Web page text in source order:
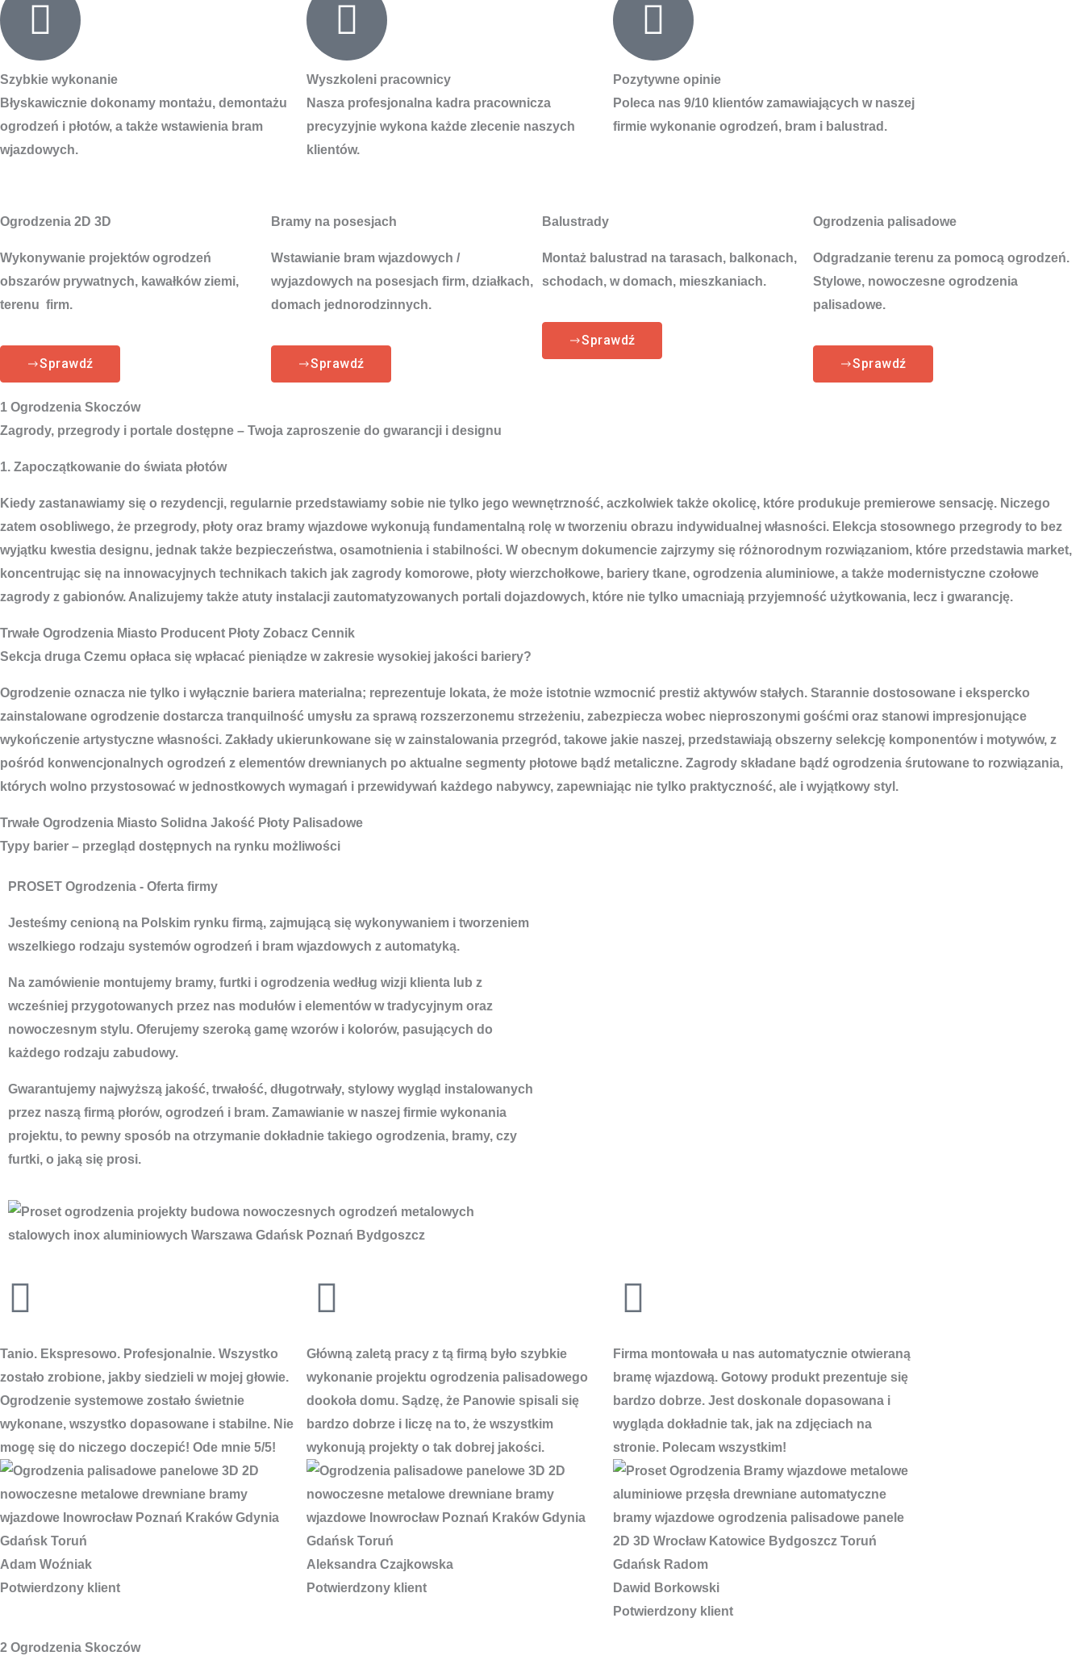
Szybkie wykonanie
Błyskawicznie dokonamy montażu, demontażu
ogrodzeń i płotów, a także wstawienia bram
wjazdowych.
Wyszkoleni pracownicy
Nasza profesjonalna kadra pracownicza
precyzyjnie wykona każde zlecenie naszych
klientów.
Pozytywne opinie
Poleca nas 9/10 klientów zamawiających w naszej
firmie wykonanie ogrodzeń, bram i balustrad.
Ogrodzenia 2D 3D
Wykonywanie projektów ogrodzeń
obszarów prywatnych, kawałków ziemi,
terenu firm.
Sprawdź
Bramy na posesjach
Wstawianie bram wjazdowych /
wyjazdowych na posesjach firm, działkach,
domach jednorodzinnych.
Sprawdź
Balustrady
Montaż balustrad na tarasach, balkonach,
schodach, w domach, mieszkaniach.
Sprawdź
Ogrodzenia palisadowe
Odgradzanie terenu za pomocą ogrodzeń.
Stylowe, nowoczesne ogrodzenia
palisadowe.
Sprawdź
1 Ogrodzenia Skoczów
Zagrody, przegrody i portale dostępne – Twoja zaproszenie do gwarancji i designu
1. Zapoczątkowanie do świata płotów
Kiedy zastanawiamy się o rezydencji, regularnie przedstawiamy sobie nie tylko jego wewnętrzność, aczkolwiek także okolicę, które produkuje premierowe sensację. Niczego
zatem osobliwego, że przegrody, płoty oraz bramy wjazdowe wykonują fundamentalną rolę w tworzeniu obrazu indywidualnej własności. Elekcja stosownego przegrody to bez
wyjątku kwestia designu, jednak także bezpieczeństwa, osamotnienia i stabilności. W obecnym dokumencie zajrzymy się różnorodnym rozwiązaniom, które przedstawia market,
koncentrując się na innowacyjnych technikach takich jak zagrody komorowe, płoty wierzchołkowe, bariery tkane, ogrodzenia aluminiowe, a także modernistyczne czołowe
zagrody z gabionów. Analizujemy także atuty instalacji zautomatyzowanych portali dojazdowych, które nie tylko umacniają przyjemność użytkowania, lecz i gwarancję.
Trwałe Ogrodzenia Miasto Producent Płoty Zobacz Cennik
Sekcja druga Czemu opłaca się wpłacać pieniądze w zakresie wysokiej jakości bariery?
Ogrodzenie oznacza nie tylko i wyłącznie bariera materialna; reprezentuje lokata, że może istotnie wzmocnić prestiż aktywów stałych. Starannie dostosowane i ekspercko
zainstalowane ogrodzenie dostarcza tranquilność umysłu za sprawą rozszerzonemu strzeżeniu, zabezpiecza wobec nieproszonymi gośćmi oraz stanowi impresjonujące
wykończenie artystyczne własności. Zakłady ukierunkowane się w zainstalowania przegród, takowe jakie naszej, przedstawiają obszerny selekcję komponentów i motywów, z
pośród konwencjonalnych ogrodzeń z elementów drewnianych po aktualne segmenty płotowe bądź metaliczne. Zagrody składane bądź ogrodzenia śrutowane to rozwiązania,
których wolno przystosować w jednostkowych wymagań i przewidywań każdego nabywcy, zapewniając nie tylko praktyczność, ale i wyjątkowy styl.
Trwałe Ogrodzenia Miasto Solidna Jakość Płoty Palisadowe
Typy barier – przegląd dostępnych na rynku możliwości
PROSET Ogrodzenia - Oferta firmy
Jesteśmy cenioną na Polskim rynku firmą, zajmującą się wykonywaniem i tworzeniem
wszelkiego rodzaju systemów ogrodzeń i bram wjazdowych z automatyką.
Na zamówienie montujemy bramy, furtki i ogrodzenia według wizji klienta lub z
wcześniej przygotowanych przez nas modułów i elementów w tradycyjnym oraz
nowoczesnym stylu. Oferujemy szeroką gamę wzorów i kolorów, pasujących do
każdego rodzaju zabudowy.
Gwarantujemy najwyższą jakość, trwałość, długotrwały, stylowy wygląd instalowanych
przez naszą firmą płorów, ogrodzeń i bram. Zamawianie w naszej firmie wykonania
projektu, to pewny sposób na otrzymanie dokładnie takiego ogrodzenia, bramy, czy
furtki, o jaką się prosi.
Tanio. Ekspresowo. Profesjonalnie. Wszystko
zostało zrobione, jakby siedzieli w mojej głowie.
Ogrodzenie systemowe zostało świetnie
wykonane, wszystko dopasowane i stabilne. Nie
mogę się do niczego doczepić! Ode mnie 5/5!
Adam Woźniak
Potwierdzony klient
Główną zaletą pracy z tą firmą było szybkie
wykonanie projektu ogrodzenia palisadowego
dookoła domu. Sądzę, że Panowie spisali się
bardzo dobrze i liczę na to, że wszystkim
wykonują projekty o tak dobrej jakości.
Aleksandra Czajkowska
Potwierdzony klient
Firma montowała u nas automatycznie otwieraną
bramę wjazdową. Gotowy produkt prezentuje się
bardzo dobrze. Jest doskonale dopasowana i
wygląda dokładnie tak, jak na zdjęciach na
stronie. Polecam wszystkim!
Dawid Borkowski
Potwierdzony klient
2 Ogrodzenia Skoczów